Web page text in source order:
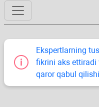
Ekspertlarning
fikrini aks ettiradi
qaror qabul